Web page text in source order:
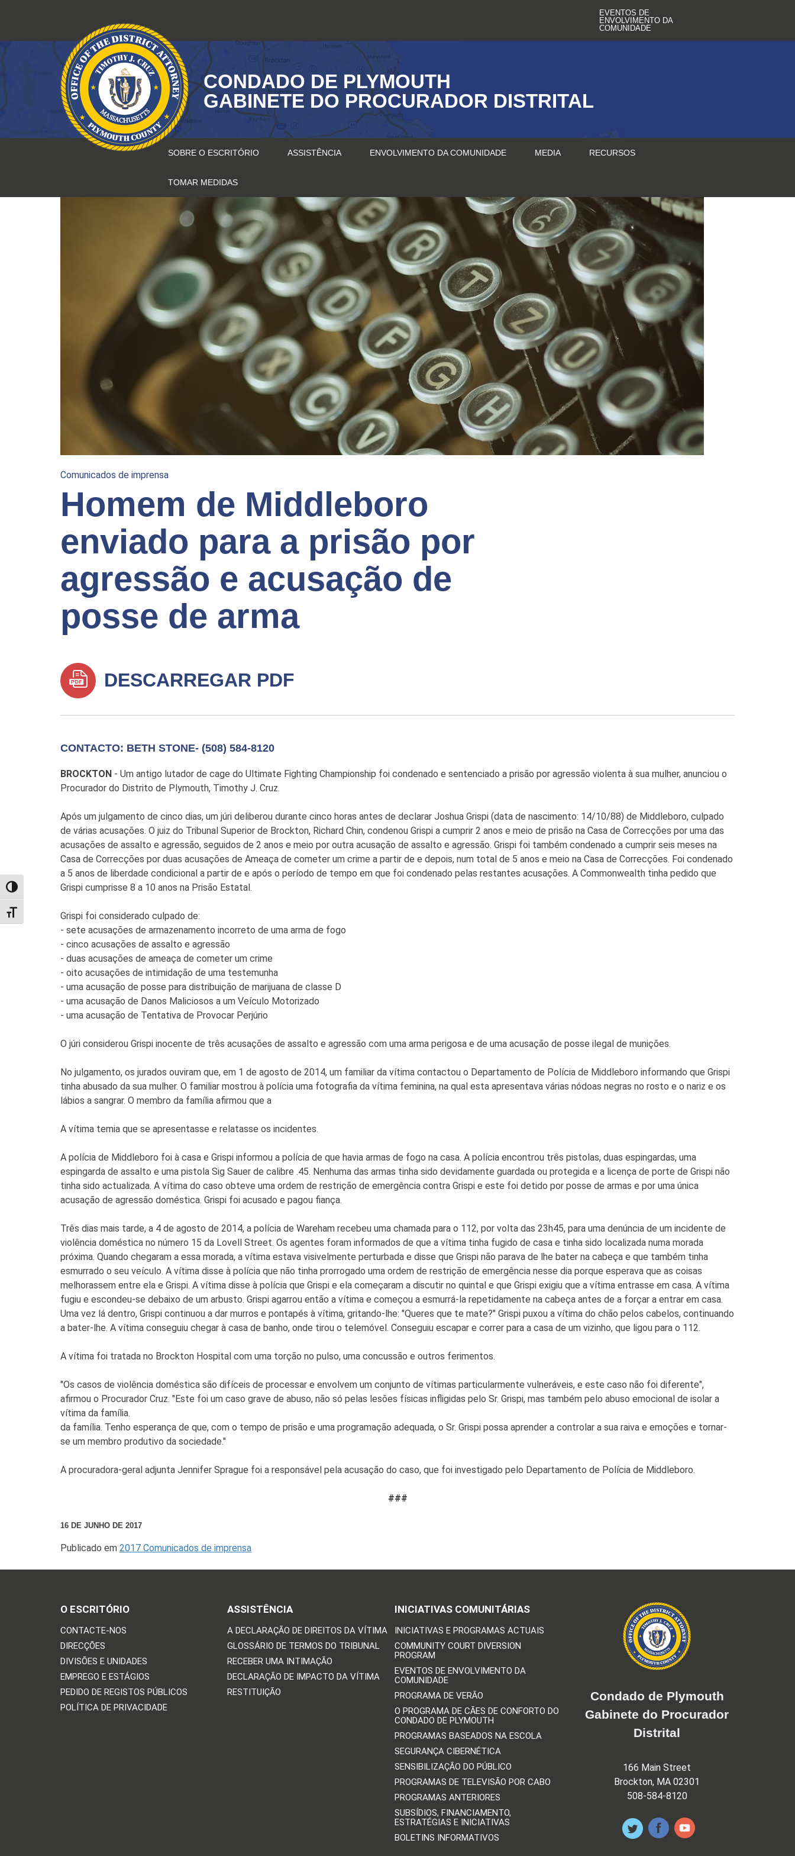
TOGGLE HIGH CONTRAST
TOGGLE FONT SIZE
conteúdo
EVENTOS DE
ENVOLVIMENTO DA
COMUNIDADE
CONDADO DE PLYMOUTH
GABINETE DO PROCURADOR DISTRITAL
SOBRE O ESCRITÓRIO ASSISTÊNCIA ENVOLVIMENTO DA COMUNIDADE MEDIA RECURSOS
TOMAR MEDIDAS
Comunicados de imprensa
Homem de Middleboro
enviado para a prisão por
agressão e acusação de
posse de arma
DESCARREGAR PDF
CONTACTO: BETH STONE- (508) 584-8120
BROCKTON - Um antigo lutador de cage do Ultimate Fighting Championship foi condenado e sentenciado a prisão por agressão violenta à sua mulher, anunciou o
Procurador do Distrito de Plymouth, Timothy J. Cruz.
Após um julgamento de cinco dias, um júri deliberou durante cinco horas antes de declarar Joshua Grispi (data de nascimento: 14/10/88) de Middleboro, culpado
de várias acusações. O juiz do Tribunal Superior de Brockton, Richard Chin, condenou Grispi a cumprir 2 anos e meio de prisão na Casa de Correcções por uma das
acusações de assalto e agressão, seguidos de 2 anos e meio por outra acusação de assalto e agressão. Grispi foi também condenado a cumprir seis meses na
Casa de Correcções por duas acusações de Ameaça de cometer um crime a partir de e depois, num total de 5 anos e meio na Casa de Correcções. Foi condenado
a 5 anos de liberdade condicional a partir de e após o período de tempo em que foi condenado pelas restantes acusações. A Commonwealth tinha pedido que
Grispi cumprisse 8 a 10 anos na Prisão Estatal.
Grispi foi considerado culpado de:
- sete acusações de armazenamento incorreto de uma arma de fogo
- cinco acusações de assalto e agressão
- duas acusações de ameaça de cometer um crime
- oito acusações de intimidação de uma testemunha
- uma acusação de posse para distribuição de marijuana de classe D
- uma acusação de Danos Maliciosos a um Veículo Motorizado
- uma acusação de Tentativa de Provocar Perjúrio
O júri considerou Grispi inocente de três acusações de assalto e agressão com uma arma perigosa e de uma acusação de posse ilegal de munições.
No julgamento, os jurados ouviram que, em 1 de agosto de 2014, um familiar da vítima contactou o Departamento de Polícia de Middleboro informando que Grispi
tinha abusado da sua mulher. O familiar mostrou à polícia uma fotografia da vítima feminina, na qual esta apresentava várias nódoas negras no rosto e o nariz e os
lábios a sangrar. O membro da família afirmou que a
A vítima temia que se apresentasse e relatasse os incidentes.
A polícia de Middleboro foi à casa e Grispi informou a polícia de que havia armas de fogo na casa. A polícia encontrou três pistolas, duas espingardas, uma
espingarda de assalto e uma pistola Sig Sauer de calibre .45. Nenhuma das armas tinha sido devidamente guardada ou protegida e a licença de porte de Grispi não
tinha sido actualizada. A vítima do caso obteve uma ordem de restrição de emergência contra Grispi e este foi detido por posse de armas e por uma única
acusação de agressão doméstica. Grispi foi acusado e pagou fiança.
Três dias mais tarde, a 4 de agosto de 2014, a polícia de Wareham recebeu uma chamada para o 112, por volta das 23h45, para uma denúncia de um incidente de
violência doméstica no número 15 da Lovell Street. Os agentes foram informados de que a vítima tinha fugido de casa e tinha sido localizada numa morada
próxima. Quando chegaram a essa morada, a vítima estava visivelmente perturbada e disse que Grispi não parava de lhe bater na cabeça e que também tinha
esmurrado o seu veículo. A vítima disse à polícia que não tinha prorrogado uma ordem de restrição de emergência nesse dia porque esperava que as coisas
melhorassem entre ela e Grispi. A vítima disse à polícia que Grispi e ela começaram a discutir no quintal e que Grispi exigiu que a vítima entrasse em casa. A vítima
fugiu e escondeu-se debaixo de um arbusto. Grispi agarrou então a vítima e começou a esmurrá-la repetidamente na cabeça antes de a forçar a entrar em casa.
Uma vez lá dentro, Grispi continuou a dar murros e pontapés à vítima, gritando-lhe: "Queres que te mate?" Grispi puxou a vítima do chão pelos cabelos, continuando
a bater-lhe. A vítima conseguiu chegar à casa de banho, onde tirou o telemóvel. Conseguiu escapar e correr para a casa de um vizinho, que ligou para o 112.
A vítima foi tratada no Brockton Hospital com uma torção no pulso, uma concussão e outros ferimentos.
"Os casos de violência doméstica são difíceis de processar e envolvem um conjunto de vítimas particularmente vulneráveis, e este caso não foi diferente",
afirmou o Procurador Cruz. "Este foi um caso grave de abuso, não só pelas lesões físicas infligidas pelo Sr. Grispi, mas também pelo abuso emocional de isolar a
vítima da família.
da família. Tenho esperança de que, com o tempo de prisão e uma programação adequada, o Sr. Grispi possa aprender a controlar a sua raiva e emoções e tornar-
se um membro produtivo da sociedade."
A procuradora-geral adjunta Jennifer Sprague foi a responsável pela acusação do caso, que foi investigado pelo Departamento de Polícia de Middleboro.
###
16 DE JUNHO DE 2017
Publicado em 2017 Comunicados de imprensa
O ESCRITÓRIO
CONTACTE-NOS
DIRECÇÕES
DIVISÕES E UNIDADES
EMPREGO E ESTÁGIOS
PEDIDO DE REGISTOS PÚBLICOS
POLÍTICA DE PRIVACIDADE
ASSISTÊNCIA
A DECLARAÇÃO DE DIREITOS DA VÍTIMA
GLOSSÁRIO DE TERMOS DO TRIBUNAL
RECEBER UMA INTIMAÇÃO
DECLARAÇÃO DE IMPACTO DA VÍTIMA
RESTITUIÇÃO
INICIATIVAS COMUNITÁRIAS
INICIATIVAS E PROGRAMAS ACTUAIS
COMMUNITY COURT DIVERSION
PROGRAM
EVENTOS DE ENVOLVIMENTO DA
COMUNIDADE
PROGRAMA DE VERÃO
O PROGRAMA DE CÃES DE CONFORTO DO
CONDADO DE PLYMOUTH
PROGRAMAS BASEADOS NA ESCOLA
SEGURANÇA CIBERNÉTICA
SENSIBILIZAÇÃO DO PÚBLICO
PROGRAMAS DE TELEVISÃO POR CABO
PROGRAMAS ANTERIORES
SUBSÍDIOS, FINANCIAMENTO,
ESTRATÉGIAS E INICIATIVAS
BOLETINS INFORMATIVOS
Condado de Plymouth
Gabinete do Procurador
Distrital
166 Main Street
Brockton, MA 02301
508-584-8120